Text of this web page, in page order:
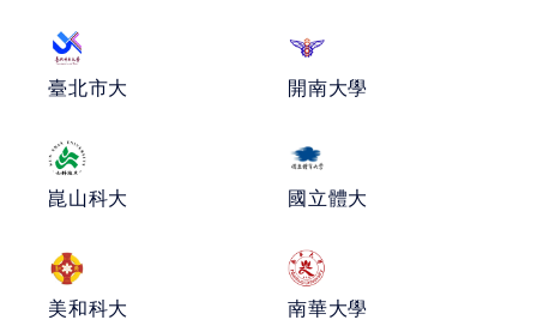
臺北市大 開南大學
崑山科大 國立體大
美和科大 南華大學